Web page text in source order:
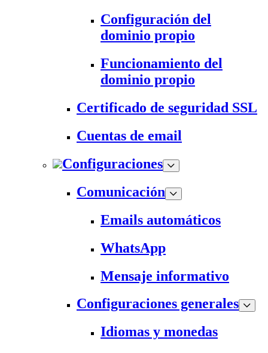
Configuración del
dominio propio
Funcionamiento del
dominio propio
Certificado de seguridad SSL
Cuentas de email
Configuraciones
Comunicación
Emails automáticos
WhatsApp
Mensaje informativo
Configuraciones generales
Idiomas y monedas